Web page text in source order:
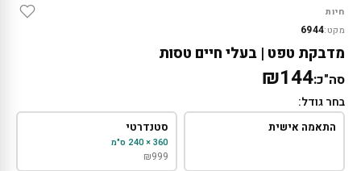
חיות
מקט:6944
מדבקת טפט | בעלי חיים טסות
סה"כ:₪144
בחר גודל:
התאמה אישית סטנדרטי
360 × 240 ס"מ
₪999